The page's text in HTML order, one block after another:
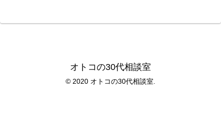
オトコの30代相談室
© 2020 オトコの30代相談室.